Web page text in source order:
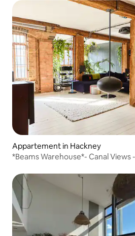
Appartement in Hackney
*Beams Warehouse*- Canal Views